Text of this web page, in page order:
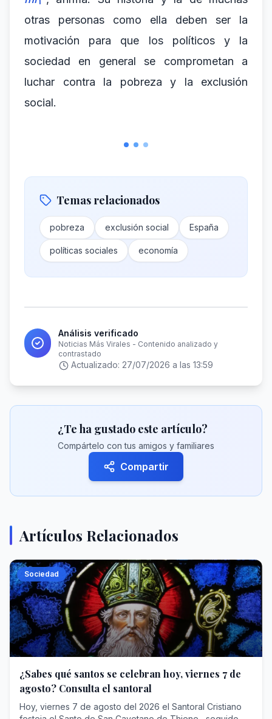
otras personas como ella deben ser la
motivación para que los políticos y la
sociedad en general se comprometan a
luchar contra la pobreza y la exclusión
social.
Temas relacionados
pobreza exclusión social España
políticas sociales economía
Análisis verificado
Noticias Más Virales - Contenido analizado y
contrastado
Actualizado: 27/07/2026 a las 13:59
¿Te ha gustado este artículo?
Compártelo con tus amigos y familiares
Compartir
Artículos Relacionados
Sociedad
¿Sabes qué santos se celebran hoy, viernes 7 de
agosto? Consulta el santoral
Hoy, viernes 7 de agosto del 2026 el Santoral Cristiano